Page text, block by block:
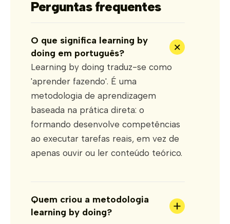
Perguntas frequentes
O que significa learning by
doing em português?
+
Learning by doing traduz-se como
'aprender fazendo'. É uma
metodologia de aprendizagem
baseada na prática direta: o
formando desenvolve competências
ao executar tarefas reais, em vez de
apenas ouvir ou ler conteúdo teórico.
Quem criou a metodologia
learning by doing?
+